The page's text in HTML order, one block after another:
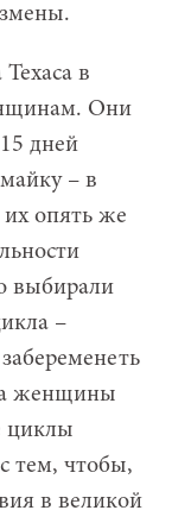
в
Они
дней
– в
опять же
выбирали
–
женщины
циклы
тем, чтобы,
в великой